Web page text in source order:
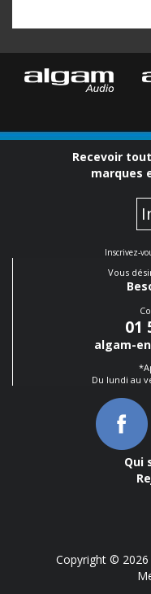
Recevoir
marques
Inscrivez-
Vous
01
algam-
Du lundi au
Qui
Copyright © 2026